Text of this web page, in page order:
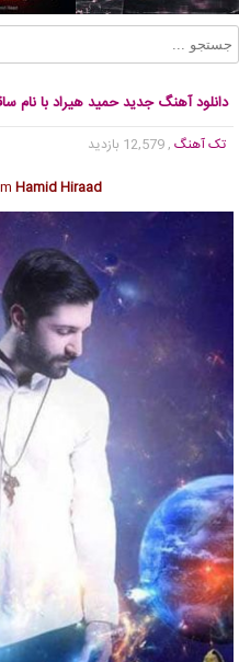
دانلود آهنگ جدید حمید هیراد با نام
تک آهنگ , 12,579 بازدید
Hamid Hiraad